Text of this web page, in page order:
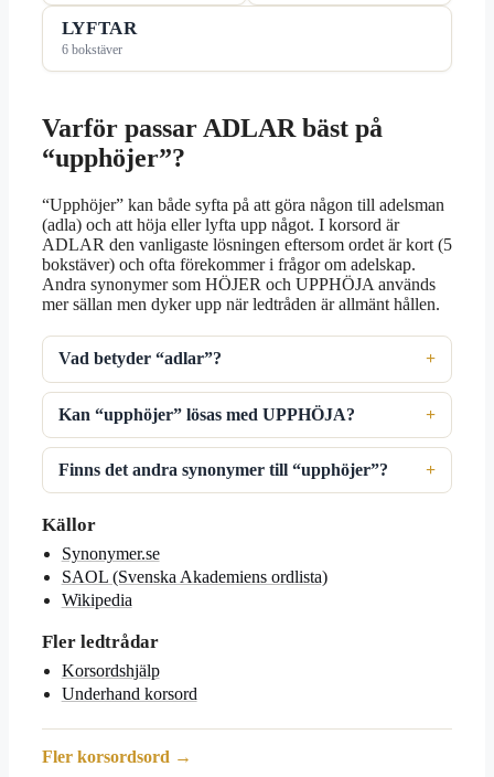
LYFTAR
6 bokstäver
Varför passar ADLAR bäst på
“upphöjer”?
“Upphöjer” kan både syfta på att göra någon till adelsman
(adla) och att höja eller lyfta upp något. I korsord är
ADLAR den vanligaste lösningen eftersom ordet är kort (5
bokstäver) och ofta förekommer i frågor om adelskap.
Andra synonymer som HÖJER och UPPHÖJA används
mer sällan men dyker upp när ledtråden är allmänt hållen.
Vad betyder “adlar”?
Kan “upphöjer” lösas med UPPHÖJA?
Finns det andra synonymer till “upphöjer”?
Källor
Synonymer.se
SAOL (Svenska Akademiens ordlista)
Wikipedia
Fler ledtrådar
Korsordshjälp
Underhand korsord
Fler korsordsord →